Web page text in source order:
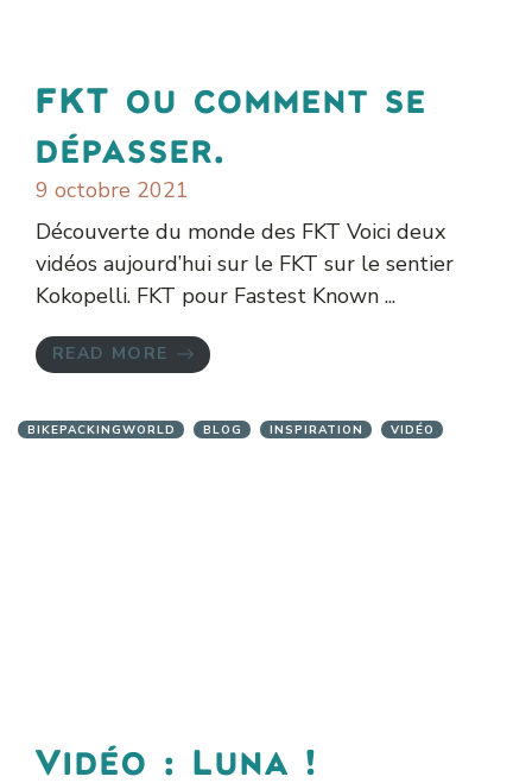
FKT ou comment se
dépasser.
9 octobre 2021
Découverte du monde des FKT Voici deux
vidéos aujourd’hui sur le FKT sur le sentier
Kokopelli. FKT pour Fastest Known ...
READ MORE
BIKEPACKINGWORLD BLOG INSPIRATION VIDÉO
Vidéo : Luna !